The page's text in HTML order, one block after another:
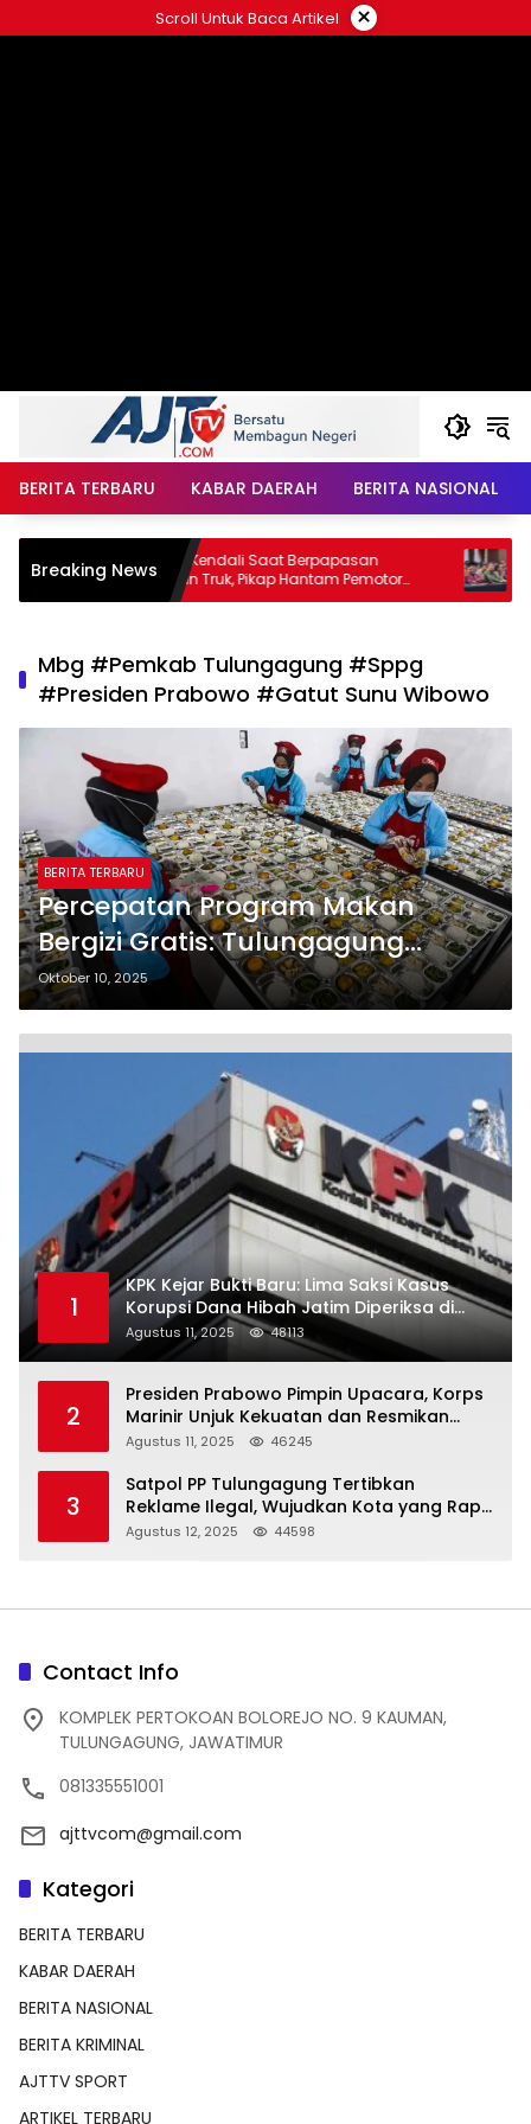
ke
Scroll Untuk Baca Artikel ×
BERITA TERBARU KABAR DAERAH BERITA NASIONAL
Breaking NewsHilang Kendali Saat Berpapasan
dengan Truk, Pikap Hantam Pemotor
Muda di Pagerwojo Tulungagung
Mbg #Pemkab Tulungagung #Sppg
#Presiden Prabowo #Gatut Sunu Wibowo
BERITA TERBARU
Percepatan Program Makan
Bergizi Gratis: Tulungagung
Targetkan 80 Unit SPPG
Oktober 10, 2025
1
KPK Kejar Bukti Baru: Lima Saksi Kasus
Korupsi Dana Hibah Jatim Diperiksa di
Trenggalek
Agustus 11, 2025 48113
2
Presiden Prabowo Pimpin Upacara, Korps
Marinir Unjuk Kekuatan dan Resmikan
Struktur Baru
Agustus 11, 2025 46245
3
Satpol PP Tulungagung Tertibkan
Reklame Ilegal, Wujudkan Kota yang Rapi
dan Indah
Agustus 12, 2025 44598
Contact Info
KOMPLEK PERTOKOAN BOLOREJO NO. 9 KAUMAN,
TULUNGAGUNG, JAWATIMUR
081335551001
ajttvcom@gmail.com
Kategori
BERITA TERBARU
KABAR DAERAH
BERITA NASIONAL
BERITA KRIMINAL
AJTTV SPORT
ARTIKEL TERBARU